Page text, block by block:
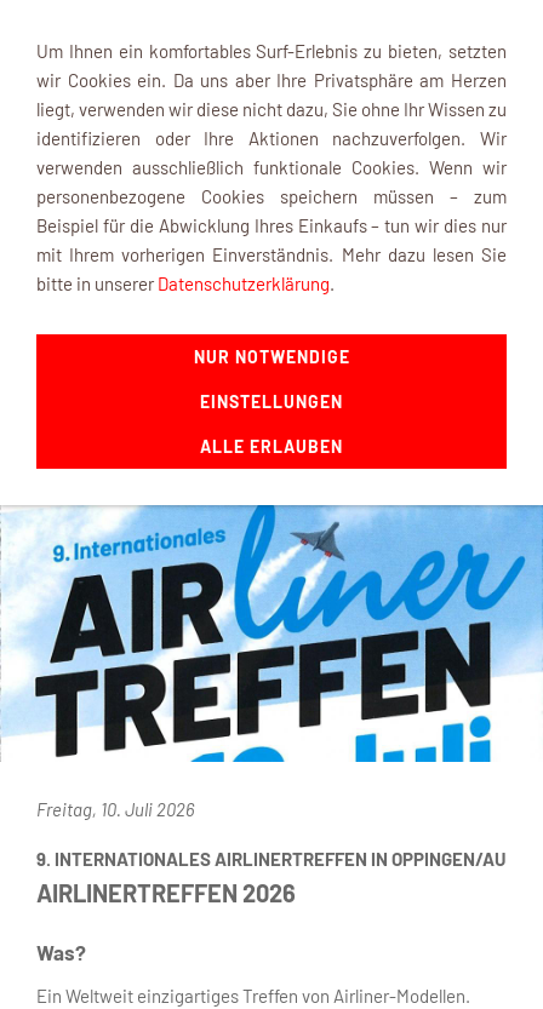
Navigation einblenden
2026-07-10
Airlinertreffen
Sie sind hier:Shop Startseite»Veranstaltungskalender
Freitag, 10. Juli 2026
9. INTERNATIONALES AIRLINERTREFFEN IN OPPINGEN/AU
AIRLINERTREFFEN 2026
Was?
Ein Weltweit einzigartiges Treffen von Airliner-Modellen.
Um Ihnen ein komfortables Surf-Erlebnis zu bieten, setzten
wir Cookies ein. Da uns aber Ihre Privatsphäre am Herzen
liegt, verwenden wir diese nicht dazu, Sie ohne Ihr Wissen zu
identifizieren oder Ihre Aktionen nachzuverfolgen. Wir
verwenden ausschließlich funktionale Cookies. Wenn wir
personenbezogene Cookies speichern müssen – zum
Beispiel für die Abwicklung Ihres Einkaufs – tun wir dies nur
mit Ihrem vorherigen Einverständnis. Mehr dazu lesen Sie
bitte in unserer Datenschutzerklärung.
NUR NOTWENDIGE
EINSTELLUNGEN
ALLE ERLAUBEN